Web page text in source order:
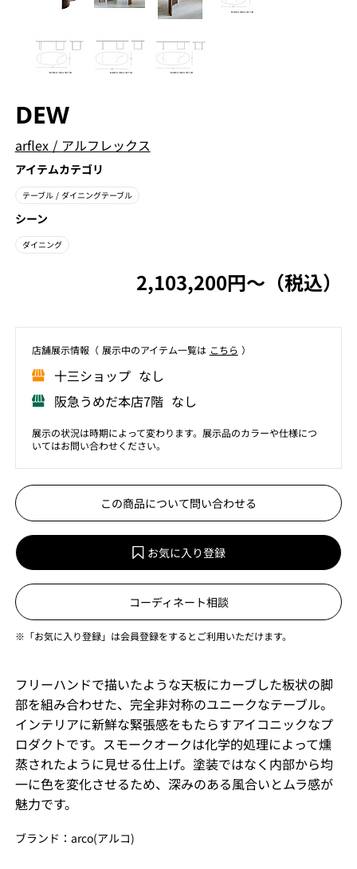
DEW
arflex / アルフレックス
アイテムカテゴリ
テーブル / ダイニングテーブル
シーン
ダイニング
2,103,200円〜（税込）
店舗展⽰情報（ 展⽰中のアイテム⼀覧は こちら ）
⼗三ショップ なし
阪急うめだ本店7階 なし
展示の状況は時期によって変わります。展示品のカラーや仕様につ
いてはお問い合わせください。
この商品について問い合わせる
お気に入り登録
コーディネート相談
※「お気に入り登録」は会員登録をするとご利用いただけます。
フリーハンドで描いたような天板にカーブした板状の脚
部を組み合わせた、完全非対称のユニークなテーブル。
インテリアに新鮮な緊張感をもたらすアイコニックなプ
ロダクトです。スモークオークは化学的処理によって燻
蒸されたように見せる仕上げ。塗装ではなく内部から均
一に色を変化させるため、深みのある風合いとムラ感が
魅力です。
ブランド：arco(アルコ)